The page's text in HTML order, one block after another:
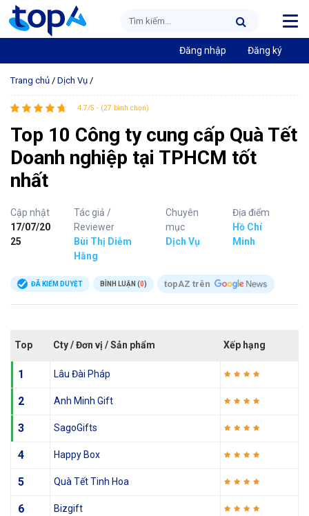
Đăng nhập Đăng ký
Trang chủ / Dịch Vụ /
4.7/5 - (27 bình chọn)
Top 10 Công ty cung cấp Quà Tết
Doanh nghiệp tại TPHCM tốt
nhất
Cập nhật
17/07/20
25
Tác giả /
Reviewer
Bùi Thị Diễm
Hằng
Chuyên
mục
Dịch Vụ
Địa điểm
Hồ Chí
Minh
ĐÃ KIỂM DUYỆT BÌNH LUẬN (0) topAZ trên
Top Cty / Đơn vị / Sản phẩm Xếp hạng
1 Lâu Đài Pháp
2 Anh Minh Gift
3 SagoGifts
4 Happy Box
5 Quà Tết Tinh Hoa
6 Bizgift